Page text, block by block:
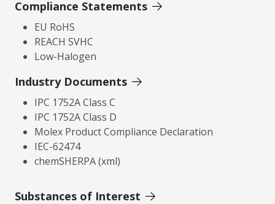
Compliance Statements
EU RoHS
REACH SVHC
Low-Halogen
Industry Documents
IPC 1752A Class C
IPC 1752A Class D
Molex Product Compliance Declaration
IEC-62474
chemSHERPA (xml)
Substances of Interest